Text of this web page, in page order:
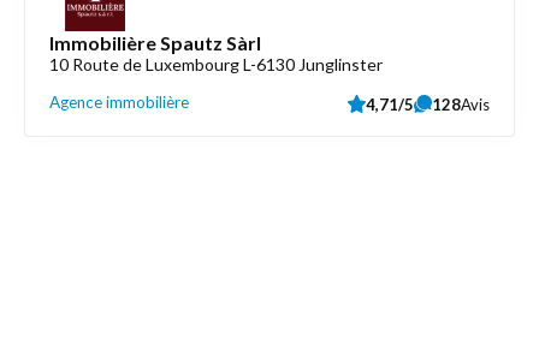
Immobilière Spautz Sàrl
10 Route de Luxembourg L-6130 Junglinster
Agence immobilière 4,71/5 128Avis